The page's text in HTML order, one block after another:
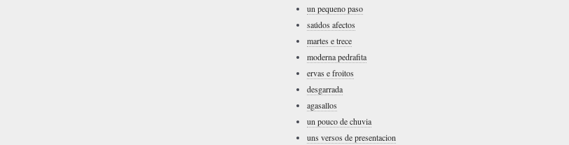
un pequeno paso
saúdos afectos
martes e trece
moderna pedrafita
ervas e froitos
desgarrada
agasallos
un pouco de chuvia
uns versos de presentacion